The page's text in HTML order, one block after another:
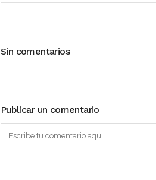
Sin comentarios
Publicar un comentario